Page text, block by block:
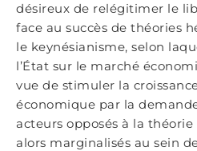
désireux de relégitimer le
face au succès de théories
le keynésianisme, selon
l’État sur le marché
vue de stimuler la
économique par la
acteurs opposés à la
alors marginalisés au sein